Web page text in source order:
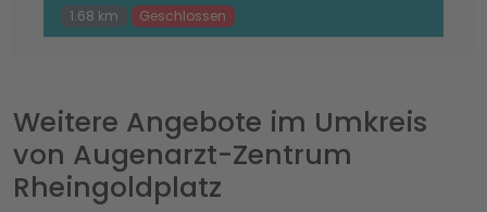
1.68 km Geschlossen
Weitere Angebote im Umkreis
von Augenarzt-Zentrum
Rheingoldplatz